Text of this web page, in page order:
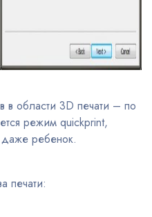
в области 3D печати – по
режим quickprint,
даже ребенок.
печати: